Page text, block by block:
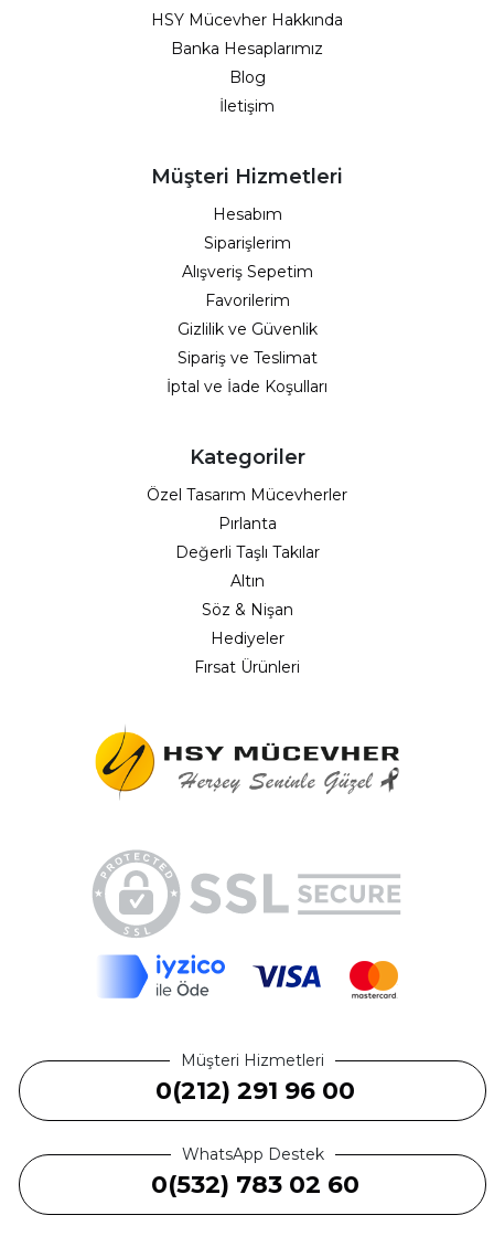
HSY Mücevher Hakkında
Banka Hesaplarımız
Blog
İletişim
Müşteri Hizmetleri
Hesabım
Siparişlerim
Alışveriş Sepetim
Favorilerim
Gizlilik ve Güvenlik
Sipariş ve Teslimat
İptal ve İade Koşulları
Kategoriler
Özel Tasarım Mücevherler
Pırlanta
Değerli Taşlı Takılar
Altın
Söz & Nişan
Hediyeler
Fırsat Ürünleri
Müşteri Hizmetleri
0(212) 291 96 00
WhatsApp Destek
0(532) 783 02 60